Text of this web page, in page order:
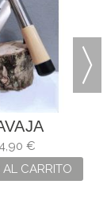
BOJ +
€
CARRITO